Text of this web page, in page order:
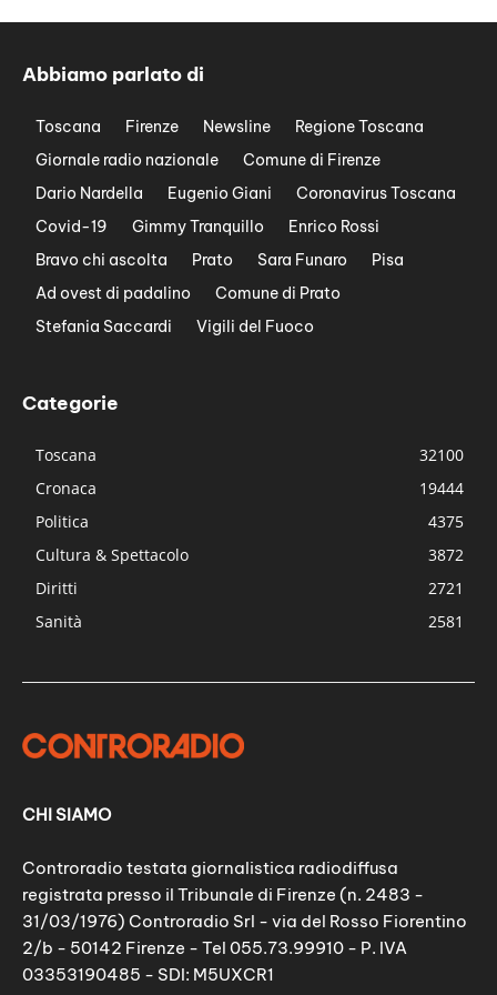
Abbiamo parlato di
Toscana Firenze Newsline
Regione Toscana
Giornale radio nazionale
Comune di Firenze
Dario Nardella
Eugenio Giani
Coronavirus Toscana
Covid-19
Gimmy Tranquillo
Enrico Rossi
Bravo chi ascolta
Prato Sara Funaro
Pisa
Ad ovest di padalino
Comune di Prato
Stefania Saccardi
Vigili del Fuoco
Categorie
Toscana
32100
Cronaca
19444
Politica
4375
Cultura & Spettacolo
3872
Diritti
2721
Sanità
2581
CHI SIAMO
Controradio testata giornalistica radiodiffusa
registrata presso il Tribunale di Firenze (n. 2483 -
31/03/1976) Controradio Srl - via del Rosso Fiorentino
2/b - 50142 Firenze - Tel 055.73.99910 - P. IVA
03353190485 - SDI: M5UXCR1